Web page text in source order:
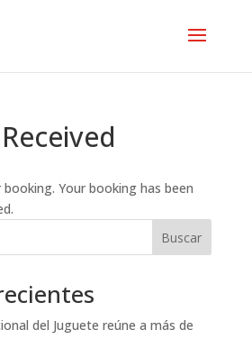
Your booking has been
Buscar
del Juguete reúne a más de